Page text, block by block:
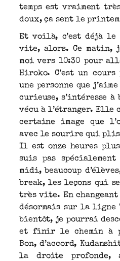
temps est vraiment
doux, ça sent le
Et voilà, c’est déjà le
vite, alors. Ce matin,
moi vers 10:30 pour
Hiroko. C’est un
une personne que
curieuse, s’intéresse à
vécu à l’étranger. Elle
certaine image que
avec le sourire qui
Il est onze heures
suis pas
midi, beaucoup
break, les leçons qui
très vite. En changeant
désormais sur la ligne
bientôt, je pourrai
et finir le chemin à
Bon, d’accord,
la droite profonde,